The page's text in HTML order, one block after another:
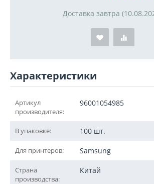
Доставка завтра
Характеристики
Артикул
производителя:
96001054985
В упаковке: 100 шт.
Для принтеров: Samsung
Страна
производства:
Китай